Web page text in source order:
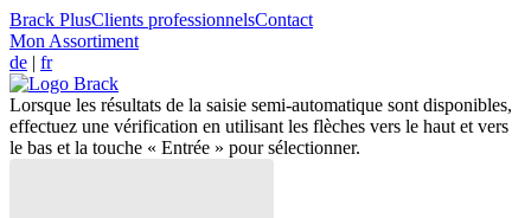
Brack PlusClients professionnelsContact
Mon Assortiment
de | fr
Lorsque les résultats de la saisie semi-automatique sont disponibles,
effectuez une vérification en utilisant les flèches vers le haut et vers
le bas et la touche « Entrée » pour sélectionner.